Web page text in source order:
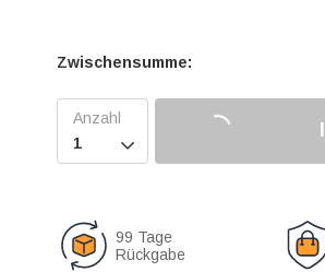
Zwischensumme:

99 Tage
Rückgabe